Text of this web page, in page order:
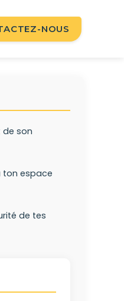
NOUS
de son
ton espace
de tes